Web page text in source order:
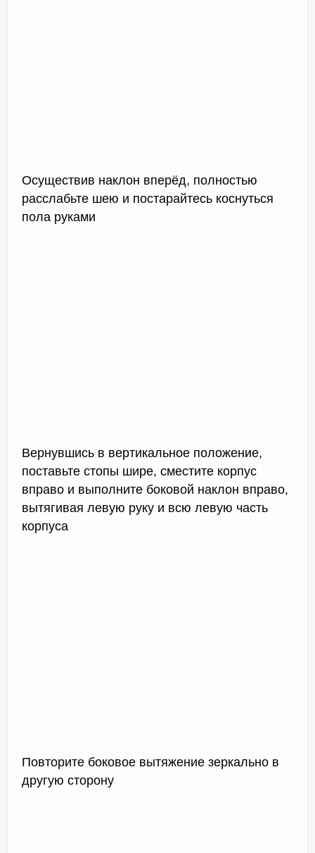
Осуществив наклон вперёд, полностью
расслабьте шею и постарайтесь коснуться
пола руками
Вернувшись в вертикальное положение,
поставьте стопы шире, сместите корпус
вправо и выполните боковой наклон вправо,
вытягивая левую руку и всю левую часть
корпуса
Повторите боковое вытяжение зеркально в
другую сторону